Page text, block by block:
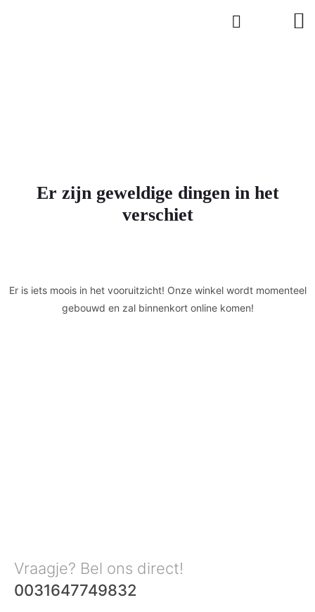
Er zijn geweldige dingen in het
verschiet
Er is iets moois in het vooruitzicht! Onze winkel wordt momenteel
gebouwd en zal binnenkort online komen!
Vraagje? Bel ons direct!
0031647749832